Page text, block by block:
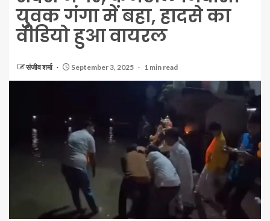
युवक गंगा में बहा, हादसे का
वीडियो हुआ वायरल
संजीव शर्मा September 3, 2025 1 min read